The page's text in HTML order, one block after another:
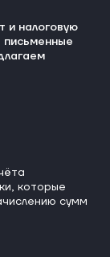
и налоговую
которые
сумм